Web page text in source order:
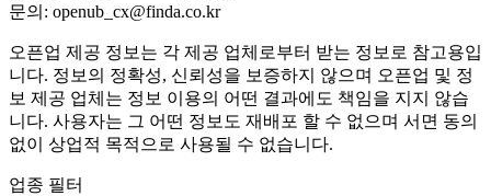
문의: openub_cx@finda.co.kr
오픈업 제공 정보는 각 제공 업체로부터 받는 정보로 참고용입
니다. 정보의 정확성, 신뢰성을 보증하지 않으며 오픈업 및 정
보 제공 업체는 정보 이용의 어떤 결과에도 책임을 지지 않습
니다. 사용자는 그 어떤 정보도 재배포 할 수 없으며 서면 동의
없이 상업적 목적으로 사용될 수 없습니다.
업종 필터